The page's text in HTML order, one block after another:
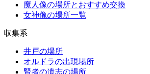
魔人像の場所とおすすめ交換
女神像の場所一覧
収集系
井戸の場所
オルドラの出現場所
賢者の遺志の場所